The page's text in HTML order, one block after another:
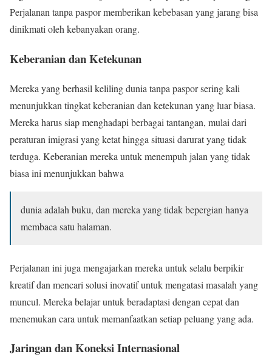
Perjalanan tanpa paspor memberikan kebebasan yang jarang bisa
dinikmati oleh kebanyakan orang.
Keberanian dan Ketekunan
Mereka yang berhasil keliling dunia tanpa paspor sering kali
menunjukkan tingkat keberanian dan ketekunan yang luar biasa.
Mereka harus siap menghadapi berbagai tantangan, mulai dari
peraturan imigrasi yang ketat hingga situasi darurat yang tidak
terduga. Keberanian mereka untuk menempuh jalan yang tidak
biasa ini menunjukkan bahwa
dunia adalah buku, dan mereka yang tidak bepergian hanya
membaca satu halaman.
Perjalanan ini juga mengajarkan mereka untuk selalu berpikir
kreatif dan mencari solusi inovatif untuk mengatasi masalah yang
muncul. Mereka belajar untuk beradaptasi dengan cepat dan
menemukan cara untuk memanfaatkan setiap peluang yang ada.
Jaringan dan Koneksi Internasional